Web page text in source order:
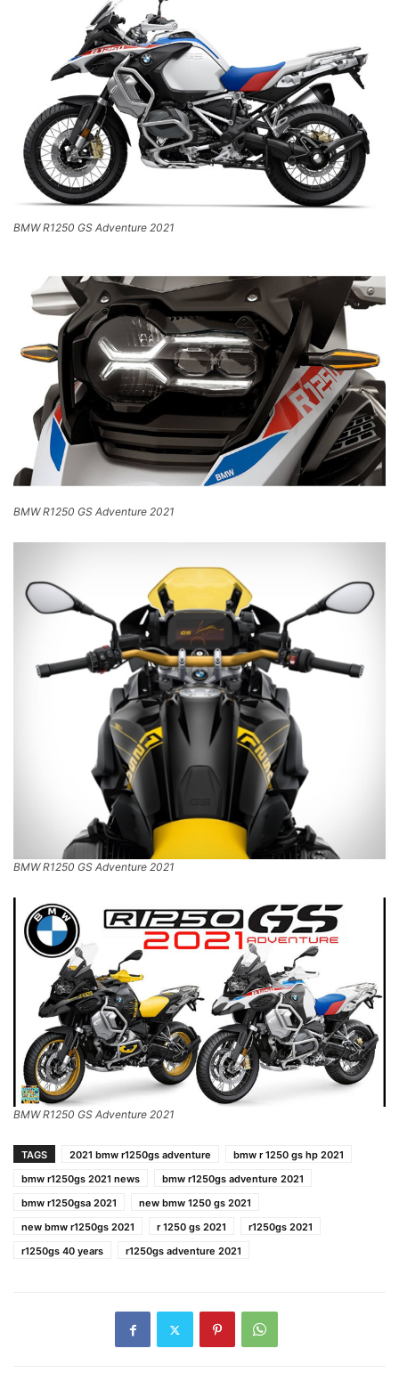
BMW R1250 GS Adventure 2021
BMW R1250 GS Adventure 2021
BMW R1250 GS Adventure 2021
BMW R1250 GS Adventure 2021
TAGS 2021 bmw r1250gs adventure
bmw r 1250 gs hp 2021
bmw r1250gs 2021 news
bmw r1250gs adventure 2021
bmw r1250gsa 2021
new bmw 1250 gs 2021
new bmw r1250gs 2021
r 1250 gs 2021
r1250gs 2021
r1250gs 40 years
r1250gs adventure 2021